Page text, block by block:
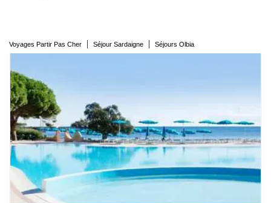
Voyages Partir Pas Cher | Séjour Sardaigne | Séjours Olbia